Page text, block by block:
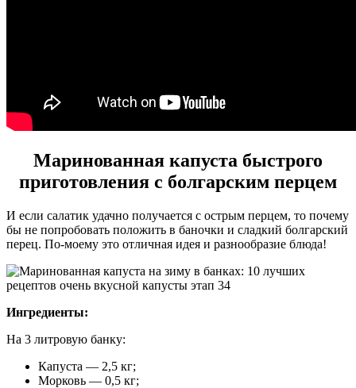
Маринованная капуста быстрого
приготовления с болгарским перцем
И если салатик удачно получается с острым перцем, то почему
бы не попробовать положить в баночки и сладкий болгарский
перец. По-моему это отличная идея и разнообразие блюда!
Ингредиенты:
На 3 литровую банку:
Капуста — 2,5 кг;
Морковь — 0,5 кг;